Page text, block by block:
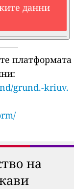
данни
платформата
grund.-kriuv.
на